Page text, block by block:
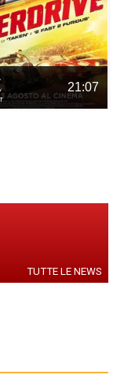
21:07
TUTTE LE NEWS